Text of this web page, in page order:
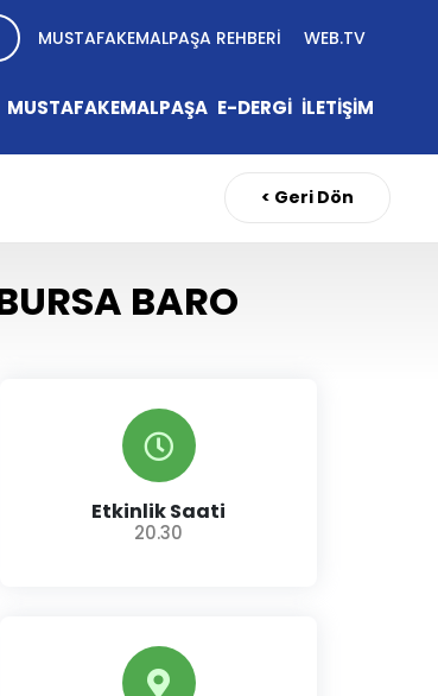
MUSTAFAKEMALPAŞA REHBERİ WEB.TV
MUSTAFAKEMALPAŞA E-DERGİ İLETİŞİM
< Geri Dön
BARO
Etkinlik Saati
20.30